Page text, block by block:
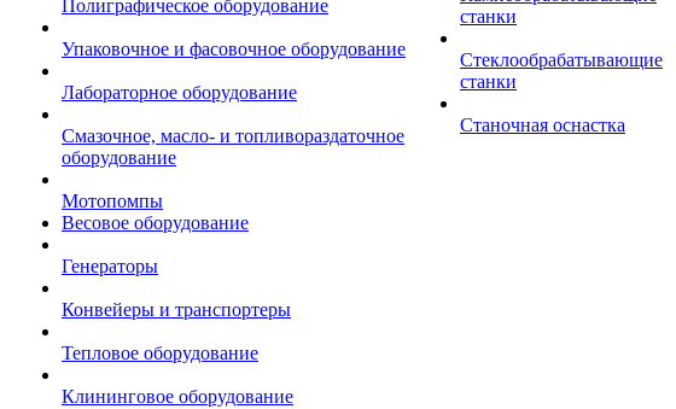
Полиграфическое оборудование
Упаковочное и фасовочное оборудование
Лабораторное оборудование
Смазочное, масло- и топливораздаточное
оборудование
Мотопомпы
Весовое оборудование
Генераторы
Конвейеры и транспортеры
Тепловое оборудование
Клининговое оборудование
станки
Стеклообрабатывающие
станки
Станочная оснастка